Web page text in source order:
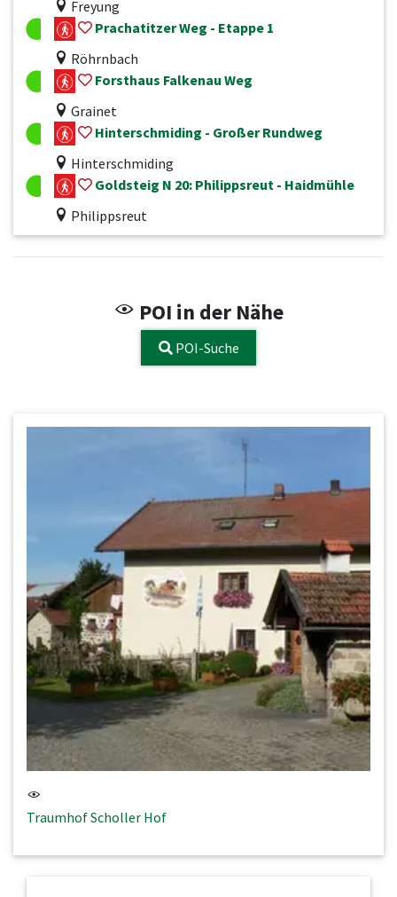
Freyung
Prachatitzer Weg - Etappe 1
Röhrnbach
Forsthaus Falkenau Weg
Grainet
Hinterschmiding - Großer Rundweg
Hinterschmiding
Goldsteig N 20: Philippsreut - Haidmühle
Philippsreut
POI in der Nähe
POI-Suche
Traumhof Scholler Hof